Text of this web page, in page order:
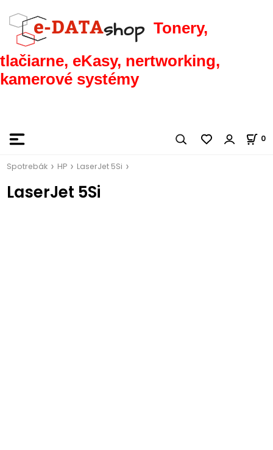
Tonery,
tlačiarne, eKasy, nertworking,
kamerové systémy
0
Spotrebák HP LaserJet 5Si
LaserJet 5Si